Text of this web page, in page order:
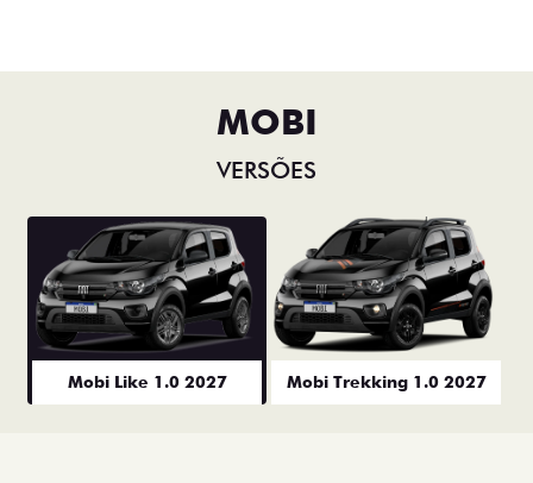
MOBI
VERSÕES
Mobi Like 1.0 2027 Mobi Trekking 1.0 2027